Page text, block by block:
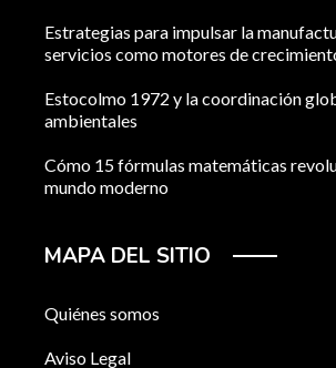
Estrategias para impulsar la
servicios como motores de
Estocolmo 1972 y la coordinación
ambientales
Cómo 15 fórmulas matemáticas
mundo moderno
MAPA DEL SITIO
Quiénes somos
Aviso Legal